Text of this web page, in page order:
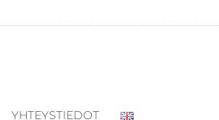
YHTEYSTIEDOT